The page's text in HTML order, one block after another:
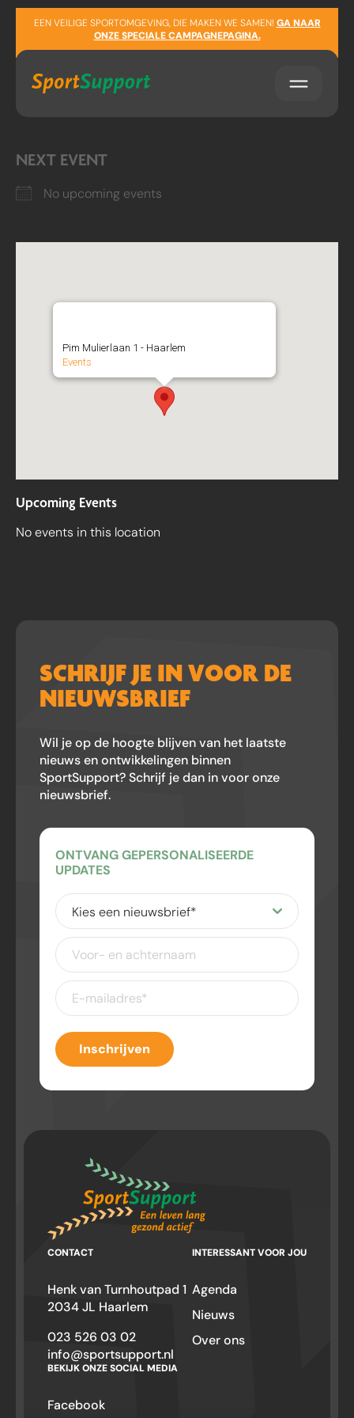
Sla navigatie over
EEN VEILIGE SPORTOMGEVING, DIE MAKEN WE SAMEN! GA NAAR
ONZE SPECIALE CAMPAGNEPAGINA.
LOCATION
Haarlem
NEXT EVENT
No upcoming events
Pim Mulierlaan 1 - Haarlem
Events
Upcoming Events
No events in this location
SCHRIJF JE IN VOOR DE
NIEUWSBRIEF
Wil je op de hoogte blijven van het laatste
nieuws en ontwikkelingen binnen
SportSupport? Schrijf je dan in voor onze
nieuwsbrief.
ONTVANG GEPERSONALISEERDE
UPDATES
Kies
een
nieuwsbrief(Vereist)
Voor-
en
achternaam
E-
mailadres(Vereist)
Inschrijven
CONTACT
Henk van Turnhoutpad 1
2034 JL Haarlem
023 526 03 02
info@sportsupport.nl
INTERESSANT VOOR JOU
Agenda
Nieuws
Over ons
BEKIJK ONZE SOCIAL MEDIA
Facebook